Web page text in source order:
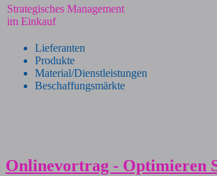
Strategisches Management
im Einkauf
Lieferanten
Produkte
Material/Dienstleistungen
Beschaffungsmärkte
Onlinevortrag - Optimieren